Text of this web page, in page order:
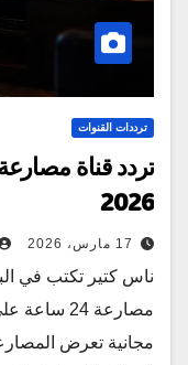
ترددات القنوات
2026
17 مارس، 2026
ناس كتير تكتب في
مصارعة 24
مجانية تعرض